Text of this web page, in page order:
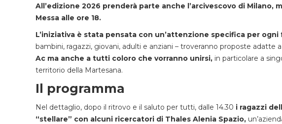
All’edizione 2026 prenderà parte anche l’arcivescovo di Milano,
Messa alle ore 18.
L’iniziativa è stata pensata con un’attenzione specifica per ogni
bambini, ragazzi, giovani, adulti e anziani – troveranno proposte adatte
Ac ma anche a tutti coloro che vorranno unirsi, in particolare a
territorio della Martesana.
Il programma
Nel dettaglio, dopo il ritrovo e il saluto per tutti, dalle 14.30 i ragazzi
“stellare” con alcuni ricercatori di Thales Alenia Spazio,